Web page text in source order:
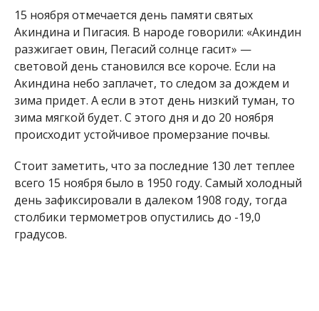
световой день становился все короче. Если на
Акиндина небо заплачет, то следом за дождем и
зима придет. А если в этот день низкий туман, то
зима мягкой будет. С этого дня и до 20 ноября
происходит устойчивое промерзание почвы.
Стоит заметить, что за последние 130 лет теплее
всего 15 ноября было в 1950 году. Самый холодный
столбики термометров опустились до -19,0
градусов.